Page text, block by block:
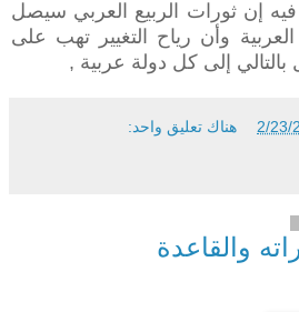
إن ثورات الربيع العربي سيصل
وأن رياح التغيير تهب على
إلى كل دولة عربية ,
2/23/ هناك تعليق واحد:
والقاعدة